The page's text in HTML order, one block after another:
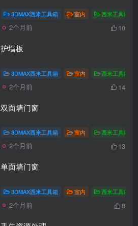
3DMAX西米工具箱 室内 西米工具箱教
2个月前 10
护墙板
3DMAX西米工具箱 室内 西米工具箱教
2个月前 14
双面墙门窗
3DMAX西米工具箱 室内 西米工具箱教
2个月前 13
单面墙门窗
3DMAX西米工具箱 室内 西米工具箱教
2个月前 8